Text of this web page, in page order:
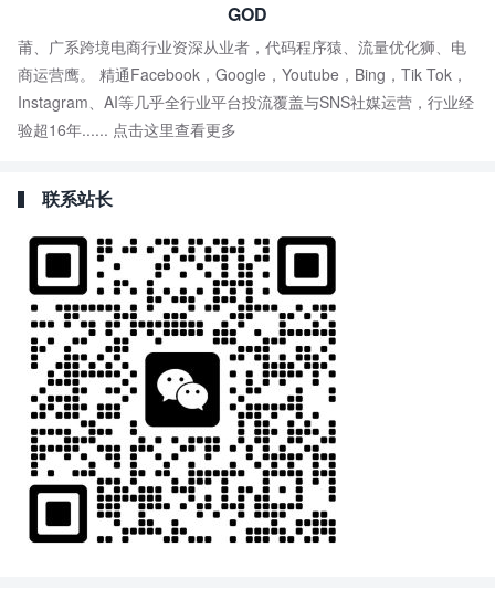
GOD
莆、广系跨境电商行业资深从业者，代码程序猿、流量优化狮、电
商运营鹰。 精通Facebook，Google，Youtube，Bing，Tik Tok，
Instagram、AI等几乎全行业平台投流覆盖与SNS社媒运营，行业经
验超16年...... 点击这里查看更多
联系站长